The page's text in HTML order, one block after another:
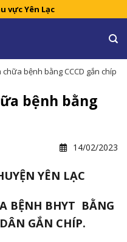
vực Yên Lạc
bệnh bằng CCCD gắn chíp
bệnh bằng
14/02/2023
YÊN LẠC
BỆNH BHYT BẰNG
GẮN CHÍP.